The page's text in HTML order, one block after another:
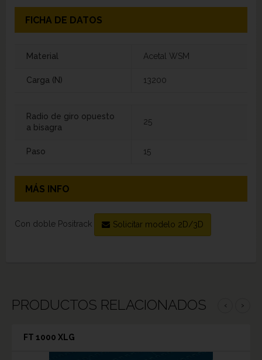
FICHA DE DATOS
Material Acetal WSM
Carga (N) 13200
Radio de giro opuesto
a bisagra
25
Paso 15
MÁS INFO
Con doble Positrack Solicitar modelo 2D/3D
PRODUCTOS RELACIONADOS ‹ ›
FT 1000 XLG